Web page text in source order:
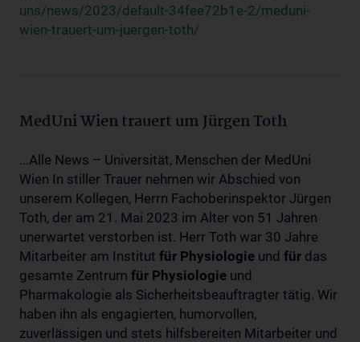
uns/news/2023/default-34fee72b1e-2/meduni-
wien-trauert-um-juergen-toth/
MedUni Wien trauert um Jürgen Toth
...Alle News – Universität, Menschen der MedUni
Wien In stiller Trauer nehmen wir Abschied von
unserem Kollegen, Herrn Fachoberinspektor Jürgen
Toth, der am 21. Mai 2023 im Alter von 51 Jahren
unerwartet verstorben ist. Herr Toth war 30 Jahre
Mitarbeiter am Institut für Physiologie und für das
gesamte Zentrum für Physiologie und
Pharmakologie als Sicherheitsbeauftragter tätig. Wir
haben ihn als engagierten, humorvollen,
zuverlässigen und stets hilfsbereiten Mitarbeiter und